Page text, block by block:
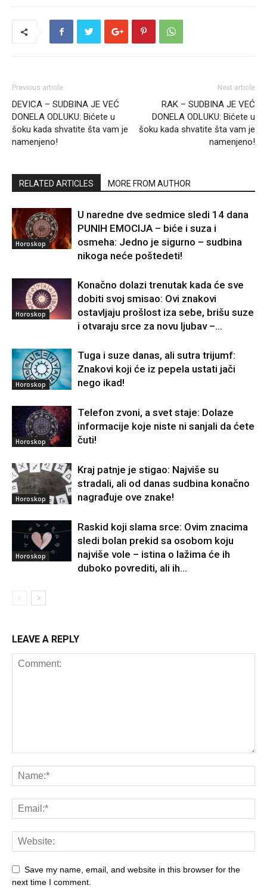
Previous article
DEVICA – SUDBINA JE VEĆ
DONELA ODLUKU: Bićete u
šoku kada shvatite šta vam je
namenjeno!
Next article
RAK – SUDBINA JE VEĆ
DONELA ODLUKU: Bićete u
šoku kada shvatite šta vam je
namenjeno!
RELATED ARTICLES MORE FROM AUTHOR
Horoskop
U naredne dve sedmice sledi 14 dana
PUNIH EMOCIJA – biće i suza i
osmeha: Jedno je sigurno – sudbina
nikoga neće poštedeti!
Horoskop
Konačno dolazi trenutak kada će sve
dobiti svoj smisao: Ovi znakovi
ostavljaju prošlost iza sebe, brišu suze
i otvaraju srce za novu ljubav –...
Horoskop
Tuga i suze danas, ali sutra trijumf:
Znakovi koji će iz pepela ustati jači
nego ikad!
Horoskop
Telefon zvoni, a svet staje: Dolaze
informacije koje niste ni sanjali da ćete
čuti!
Horoskop
Kraj patnje je stigao: Najviše su
stradali, ali od danas sudbina konačno
nagrađuje ove znake!
Horoskop
Raskid koji slama srce: Ovim znacima
sledi bolan prekid sa osobom koju
najviše vole – istina o lažima će ih
duboko povrediti, ali ih...
LEAVE A REPLY
Save my name, email, and website in this browser for the
next time I comment.